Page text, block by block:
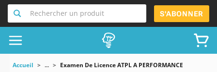
Rechercher un produit S'ABONNER
Accueil ... Examen De Licence ATPL A PERFORMANCE